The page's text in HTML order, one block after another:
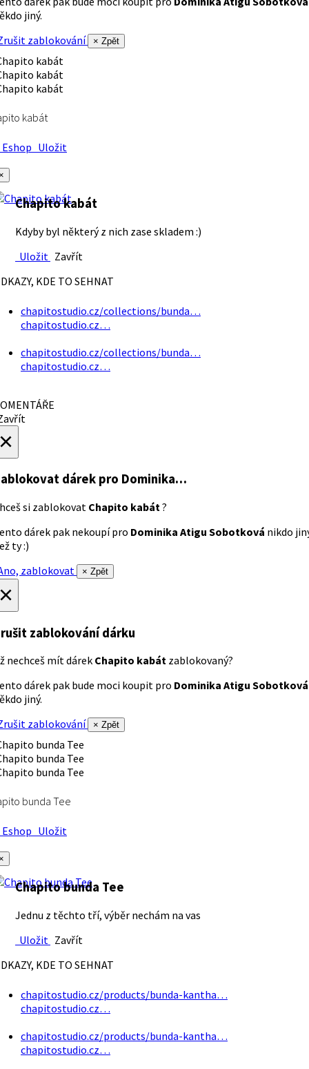
jiný.
zablokování
× Zpět
kabát
Uložit
Chapito kabát
Kdyby byl některý z nich zase skladem :)
Uložit Zavřít
KDE TO SEHNAT
chapitostudio.cz/collections/bunda…
chapitostudio.cz…
chapitostudio.cz/collections/bunda…
chapitostudio.cz…
dárek pro Dominika…
si zablokovat Chapito kabát ?
dárek pak nekoupí pro Dominika Atigu Sobotková nikdo
ty :)
zablokovat
× Zpět
zablokování dárku
nechceš mít dárek Chapito kabát zablokovaný?
dárek pak bude moci koupit pro Dominika Atigu Sobotková
jiný.
zablokování
× Zpět
bunda Tee
Uložit
Chapito bunda Tee
Jednu z těchto tří, výběr nechám na vas
Uložit Zavřít
KDE TO SEHNAT
chapitostudio.cz/products/bunda-kantha…
chapitostudio.cz…
chapitostudio.cz/products/bunda-kantha…
chapitostudio.cz…